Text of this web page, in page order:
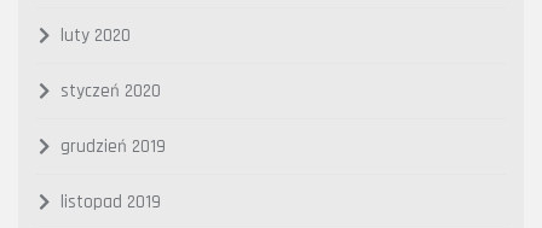
luty 2020
styczeń 2020
grudzień 2019
listopad 2019